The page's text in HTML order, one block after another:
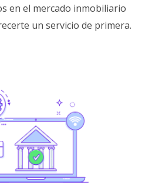
en el mercado inmobiliario
un servicio de primera.